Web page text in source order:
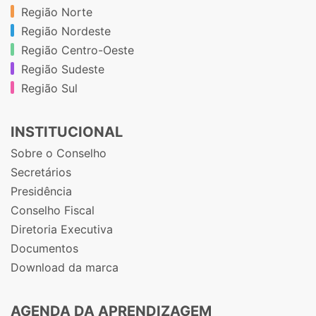
Região Norte
Região Nordeste
Região Centro-Oeste
Região Sudeste
Região Sul
INSTITUCIONAL
Sobre o Conselho
Secretários
Presidência
Conselho Fiscal
Diretoria Executiva
Documentos
Download da marca
AGENDA DA APRENDIZAGEM